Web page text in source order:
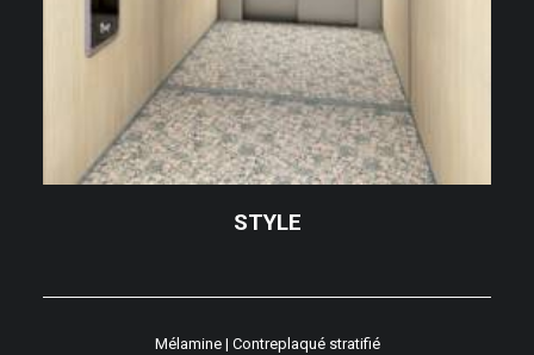
STYLE
Mélamine | Contreplaqué stratifié